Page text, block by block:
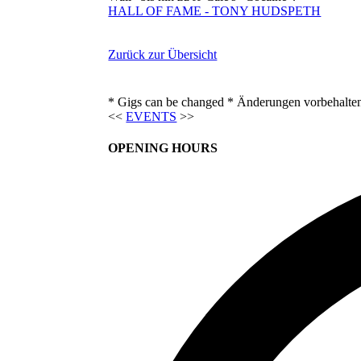
HALL OF FAME - TONY HUDSPETH
Zurück zur Übersicht
* Gigs can be changed * Änderungen
<<EVENTS >>
OPENING HOURS